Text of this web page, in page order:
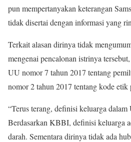
pun mempertanyakan keterangan
tidak disertai dengan informasi yang
Terkait alasan dirinya tidak
mengenai pencalonan istrinya
UU nomor 7 tahun 2017 tentang
nomor 2 tahun 2017 tentang kode etik
“Terus terang, definisi keluarga
Berdasarkan KBBI, definisi keluarga
darah. Sementara dirinya tidak ada